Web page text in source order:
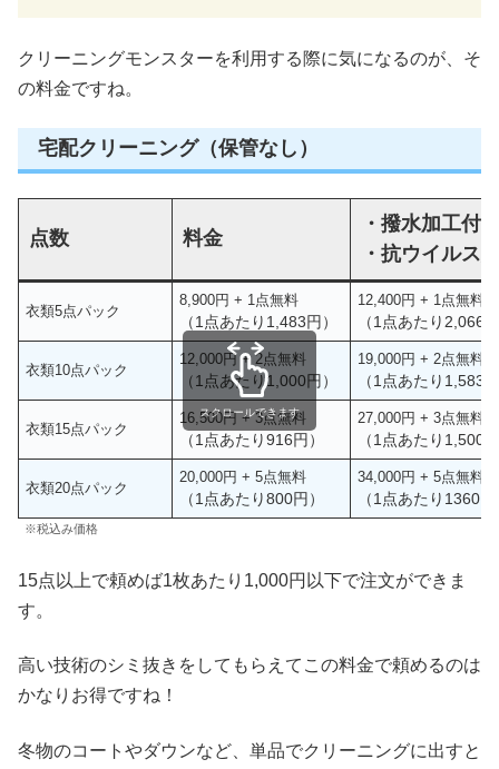
クリーニングモンスターを利用する際に気になるのが、そ
の料金ですね。
宅配クリーニング（保管なし）
点数 料金
・撥水加工付
・抗ウイルス
衣類5点パック
8,900円 + 1点無料
（1点あたり1,483円）
12,400円 + 1点
（1点あたり2,066
衣類10点パック
12,000円 + 2点無料
（1点あたり1,000円）
19,000円 + 2点無料
（1点あたり1,583
衣類15点パック
16,500円 + 3点無料
（1点あたり916円）
27,000円 + 3点無料
（1点あたり1,500
衣類20点パック
20,000円 + 5点無料
（1点あたり800円）
34,000円 + 5点無料
（1点あたり1360
スクロールできます
※税込み価格
15点以上で頼めば1枚あたり1,000円以下で注文ができま
す。
高い技術のシミ抜きをしてもらえてこの料金で頼めるのは
かなりお得ですね！
冬物のコートやダウンなど、単品でクリーニングに出すと